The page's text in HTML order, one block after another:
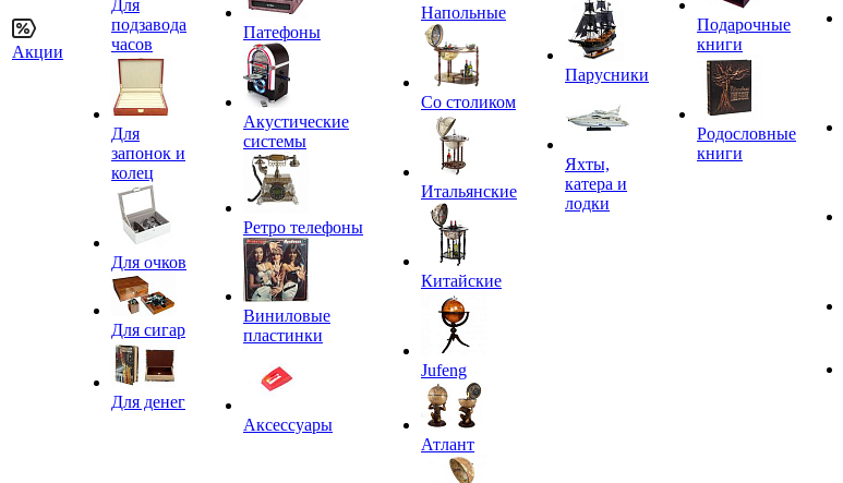
Акции
Для
подзавода
часов
Для
запонок и
колец
Для очков
Для сигар
Для денег
Патефоны
Акустические
системы
Ретро телефоны
Виниловые
пластинки
Аксессуары
Напольные
Со столиком
Итальянские
Китайские
Jufeng
Атлант
Парусники
Яхты,
катера и
лодки
Подарочные
книги
Родословные
книги